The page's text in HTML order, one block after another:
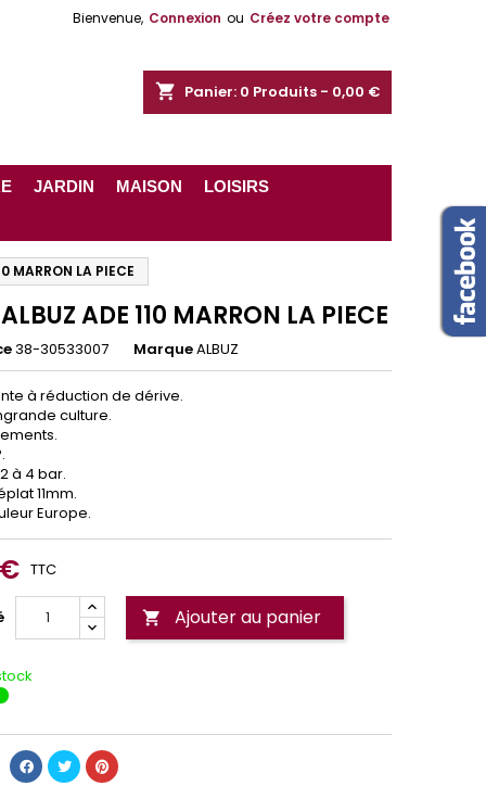
Bienvenue, Connexion ou Créez votre compte
shopping_cart Panier: 0 Produits - 0,00 €
JARDIN MAISON LOISIRS
MARRON LA PIECE
ADE 110 MARRON LA PIECE
38-30533007 MarqueALBUZ
à réduction de dérive.
culture.
à 4 bar.
11mm.
Europe.
TTC
 Ajouter au panier